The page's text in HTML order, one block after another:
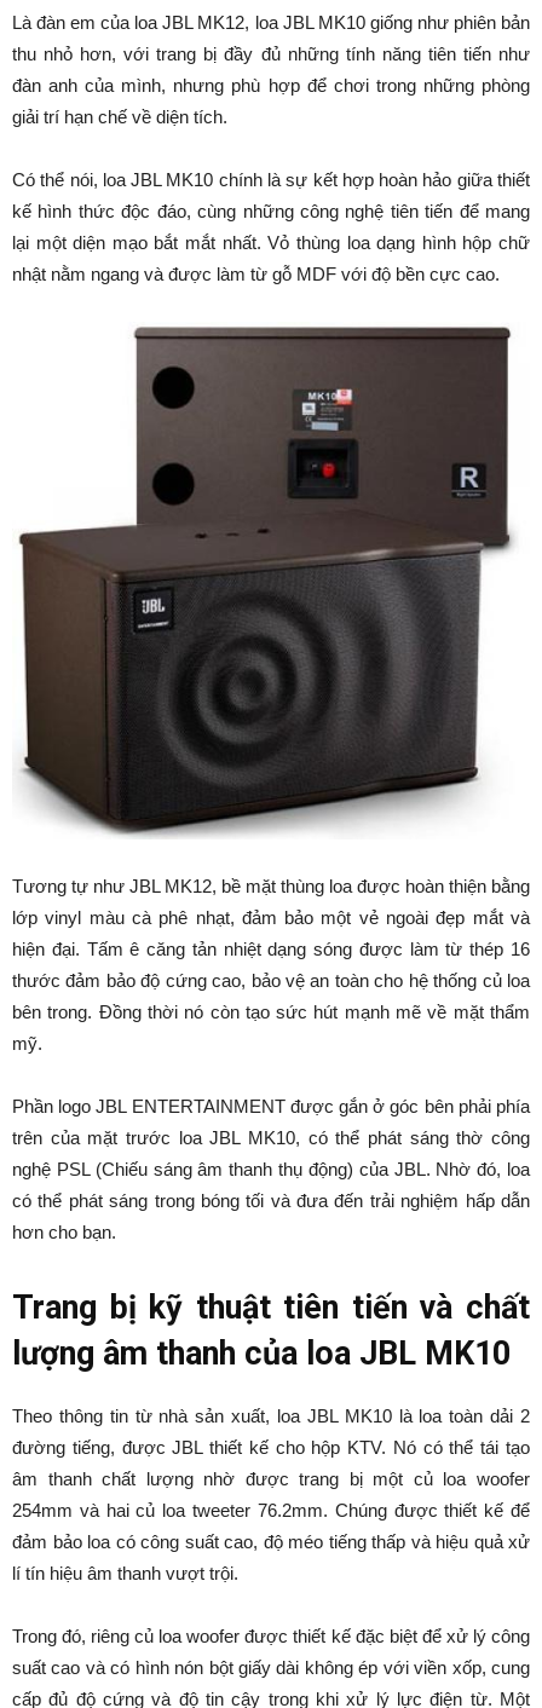
Là đàn em của loa JBL MK12, loa JBL MK10 giống như phiên bản
thu nhỏ hơn, với trang bị đầy đủ những tính năng tiên tiến như
đàn anh của mình, nhưng phù hợp để chơi trong những phòng
giải trí hạn chế về diện tích.
Có thể nói, loa JBL MK10 chính là sự kết hợp hoàn hảo giữa thiết
kế hình thức độc đáo, cùng những công nghệ tiên tiến để mang
lại một diện mạo bắt mắt nhất. Vỏ thùng loa dạng hình hộp chữ
nhật nằm ngang và được làm từ gỗ MDF với độ bền cực cao.
Tương tự như JBL MK12, bề mặt thùng loa được hoàn thiện bằng
lớp vinyl màu cà phê nhạt, đảm bảo một vẻ ngoài đẹp mắt và
hiện đại. Tấm ê căng tản nhiệt dạng sóng được làm từ thép 16
thước đảm bảo độ cứng cao, bảo vệ an toàn cho hệ thống củ loa
bên trong. Đồng thời nó còn tạo sức hút mạnh mẽ về mặt thẩm
mỹ.
Phần logo JBL ENTERTAINMENT được gắn ở góc bên phải phía
trên của mặt trước loa JBL MK10, có thể phát sáng thờ công
nghệ PSL (Chiếu sáng âm thanh thụ động) của JBL. Nhờ đó, loa
có thể phát sáng trong bóng tối và đưa đến trải nghiệm hấp dẫn
hơn cho bạn.
Trang bị kỹ thuật tiên tiến và chất
lượng âm thanh của loa JBL MK10
Theo thông tin từ nhà sản xuất, loa JBL MK10 là loa toàn dải 2
đường tiếng, được JBL thiết kế cho hộp KTV. Nó có thể tái tạo
âm thanh chất lượng nhờ được trang bị một củ loa woofer
254mm và hai củ loa tweeter 76.2mm. Chúng được thiết kế để
đảm bảo loa có công suất cao, độ méo tiếng thấp và hiệu quả xử
lí tín hiệu âm thanh vượt trội.
Trong đó, riêng củ loa woofer được thiết kế đặc biệt để xử lý công
suất cao và có hình nón bột giấy dài không ép với viền xốp, cung
cấp đủ độ cứng và độ tin cậy trong khi xử lý lực điện từ. Một